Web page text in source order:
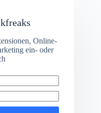
Online-
ein- oder